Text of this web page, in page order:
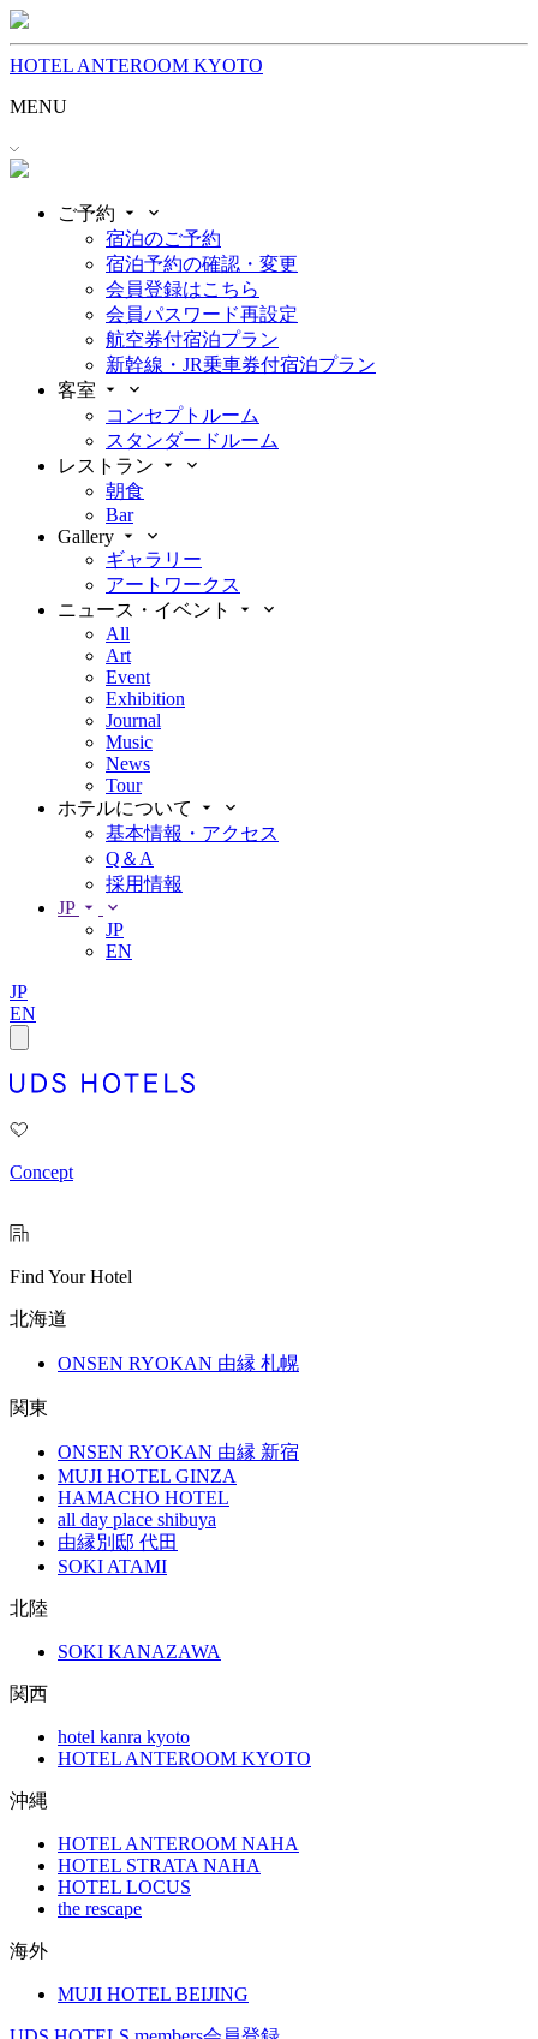
HOTEL ANTEROOM KYOTO
MENU
ご予約
宿泊のご予約
宿泊予約の確認・変更
会員登録はこちら
会員パスワード再設定
航空券付宿泊プラン
新幹線・JR乗車券付宿泊プラン
客室
コンセプトルーム
スタンダードルーム
レストラン
朝食
Bar
Gallery
ギャラリー
アートワークス
ニュース・イベント
All
Art
Event
Exhibition
Journal
Music
News
Tour
ホテルについて
基本情報・アクセス
Q＆A
採用情報
JP
JP
EN
JP
EN
Concept
Find Your Hotel
北海道
ONSEN RYOKAN 由縁 札幌
関東
ONSEN RYOKAN 由縁 新宿
MUJI HOTEL GINZA
HAMACHO HOTEL
all day place shibuya
由縁別邸 代田
SOKI ATAMI
北陸
SOKI KANAZAWA
関西
hotel kanra kyoto
HOTEL ANTEROOM KYOTO
沖縄
HOTEL ANTEROOM NAHA
HOTEL STRATA NAHA
HOTEL LOCUS
the rescape
海外
MUJI HOTEL BEIJING